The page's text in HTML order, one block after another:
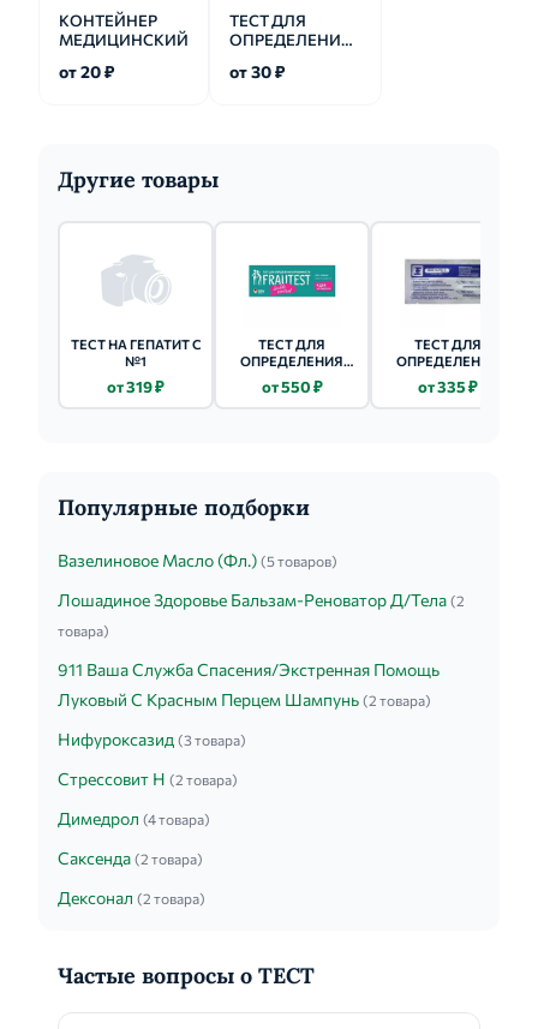
КОНТЕЙНЕР
МЕДИЦИНСКИЙ
от 20 ₽
ТЕСТ ДЛЯ
ОПРЕДЕЛЕНИЯ
от 30 ₽
Другие товары
ТЕСТ НА ГЕПАТИТ С
№1
от 319 ₽
ТЕСТ ДЛЯ
ОПРЕДЕЛЕНИЯ
КЛИАБЛУ УЛЬТРА 2
ШТ.
от 550 ₽
ТЕСТ ДЛЯ
ОПРЕДЕЛЕНИЯ
КЛИАБЛУ УЛЬТРА 1
ШТ.
от 335 ₽
Популярные подборки
Вазелиновое Масло (Фл.) (5 товаров)
Лошадиное Здоровье Бальзам-Реноватор Д/Тела (2
товара)
911 Ваша Служба Спасения/Экстренная Помощь
Луковый С Красным Перцем Шампунь (2 товара)
Нифуроксазид (3 товара)
Стрессовит Н (2 товара)
Димедрол (4 товара)
Саксенда (2 товара)
Дексонал (2 товара)
Частые вопросы о ТЕСТ